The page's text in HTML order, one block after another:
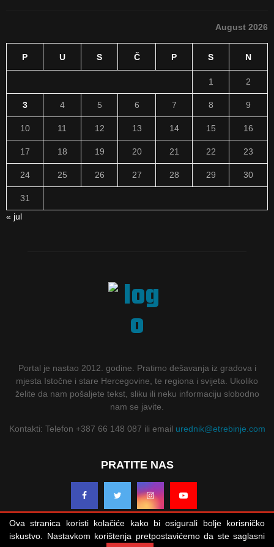
August 2026
P U S Č P S N
1 2
3 4 5 6 7 8 9
10 11 12 13 14 15 16
17 18 19 20 21 22 23
24 25 26 27 28 29 30
31
« jul
Portal je nastao 2012. godine. Pratimo dešavanja iz gradova i
mjesta Istočne i stare Hercegovine, te regiona i svijeta. Ukoliko
želite da nam pošaljete tekst, sliku ili neku informaciju slobodno
nam se javite.
Kontakti: Telefon +387 66 148 087 ili email urednik@etrebinje.com
PRATITE NAS
Ova stranica koristi kolačiće kako bi osigurali bolje korisničko
iskustvo. Nastavkom korištenja pretpostavićemo da ste saglasni